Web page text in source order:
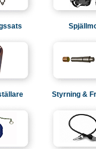
Styrning &